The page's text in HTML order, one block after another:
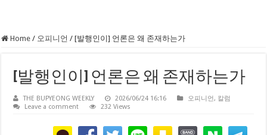
Home / 오피니언 / [발행인이] 언론은 왜 존재하는가
[발행인이] 언론은 왜 존재하는가
THE BUPYEONG WEEKLY 2026/06/24 16:16 오피니언, 칼럼
Leave a comment
232 Views